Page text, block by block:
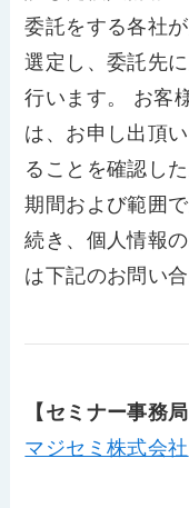
委託をする各社
選定し、委託先
行います。 お客
は、お申し出頂
ることを確認し
期間および範囲
続き、個人情報
は下記のお問い
【セミナー事務局
マジセミ株式会社